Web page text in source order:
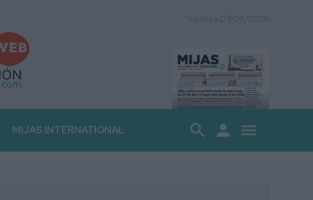
MIJAS INTERNATIONAL search person menu